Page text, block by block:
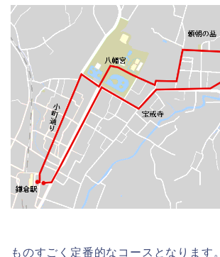
ものすごく定番的なコースとなります。